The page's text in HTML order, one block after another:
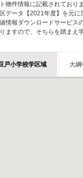
物件情報に記載されており
データ【2021年度】を元に
情報ダウンロードサービス
ますので、そちらを踏まえ
戸小学校学区域 大